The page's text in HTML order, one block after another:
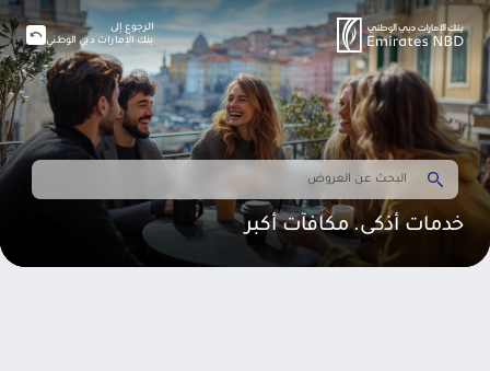
خدمات أذكى. مكافآت أكبر
الرجوع إلى
بنك الإمارات دبي الوطني